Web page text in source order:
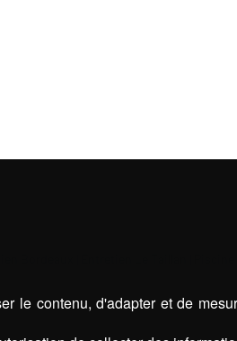
le contenu, d'adapter et de